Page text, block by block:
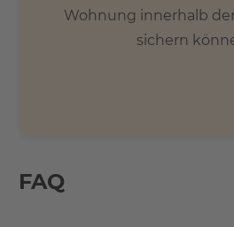
Wohnung innerhalb
sichern
FAQ